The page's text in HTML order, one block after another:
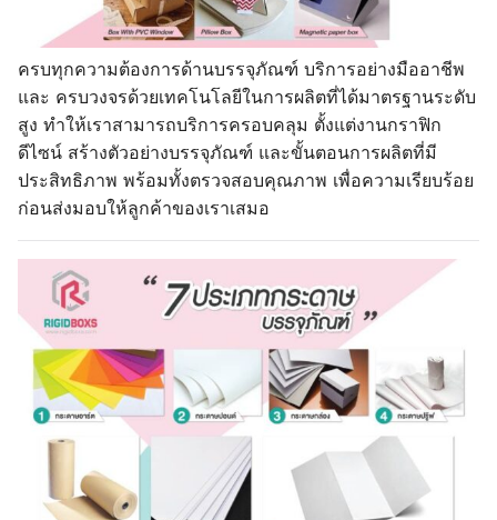
ครบทุกความต้องการด้านบรรจุภัณฑ์ บริการอย่างมืออาชีพ
และ ครบวงจรด้วยเทคโนโลยีในการผลิตที่ได้มาตรฐานระดับ
สูง ทำให้เราสามารถบริการครอบคลุม ตั้งแต่งานกราฟิก
ดีไซน์ สร้างตัวอย่างบรรจุภัณฑ์ และขั้นตอนการผลิตที่มี
ประสิทธิภาพ พร้อมทั้งตรวจสอบคุณภาพ เพื่อความเรียบร้อย
ก่อนส่งมอบให้ลูกค้าของเราเสมอ